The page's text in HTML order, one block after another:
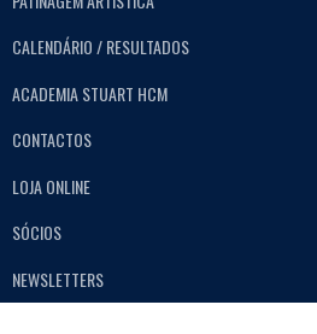
CALENDÁRIO / RESULTADOS
ACADEMIA STUART HCM
CONTACTOS
LOJA ONLINE
SÓCIOS
NEWSLETTERS